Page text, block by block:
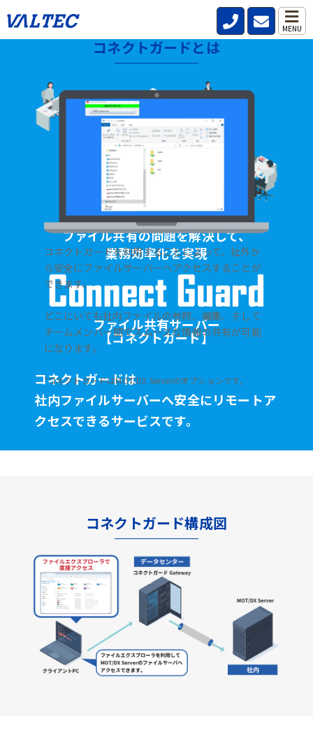
MENU
製品・サービス>ファイル共有サーバー【コネクトガード】
ファイル共有の問題を解決して、
業務効率化を実現
ファイル共有サーバー
【コネクトガード】
コネクトガードは
社内ファイルサーバーへ安全にリモートア
クセスできるサービスです。
コネクトガードとは
コネクトガードを利用することによって、社外か
ら安全にファイルサーバーへアクセスすることが
できます。
どこにいても社内ファイルの参照、編集、そして
チームメンバー間でスムーズな情報の共有が可能
になります。
*コネクトガードはMOT/DX Serverのオプションです。
コネクトガード構成図